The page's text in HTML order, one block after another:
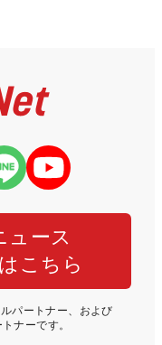
ュース
こちら
パートナー、および
ナーです。